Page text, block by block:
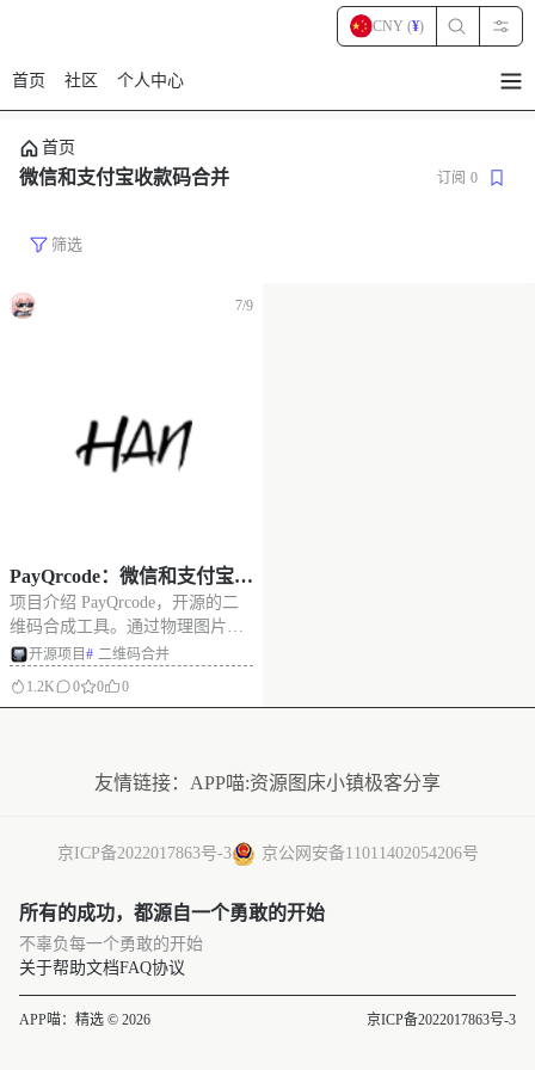
首页 社区 个人中心
CNY (¥)
首页
微信和支付宝收款码合并 订阅 0
筛选
7/9
PayQrcode：微信和支付宝收
款码二合一，物理合并二维
码
项目介绍 PayQrcode，开源的二
维码合成工具。通过物理图片合
并技术，将微信与支付宝收款码
下的双码兼容识别。 无需联网、
可生成合并后的聚合码，适合打
开源项目 # 二维码合并
1.2K
0 0 0
友情链接： APP喵:资源 图床小镇极客分享
京ICP备2022017863号-3 京公网安备11011402054206号
所有的成功，都源自一个勇敢的开始
不辜负每一个勇敢的开始
关于帮助文档FAQ协议
APP喵：精选 © 2026 京ICP备2022017863号-3